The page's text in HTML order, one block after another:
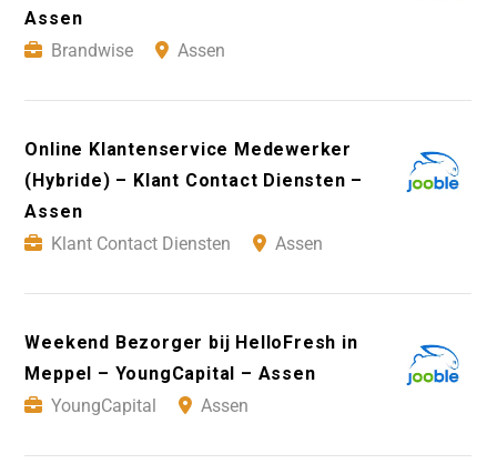
Assen
Brandwise
Assen
Online Klantenservice Medewerker
(Hybride) – Klant Contact Diensten –
Assen
Klant Contact Diensten
Assen
Weekend Bezorger bij HelloFresh in
Meppel – YoungCapital – Assen
YoungCapital
Assen